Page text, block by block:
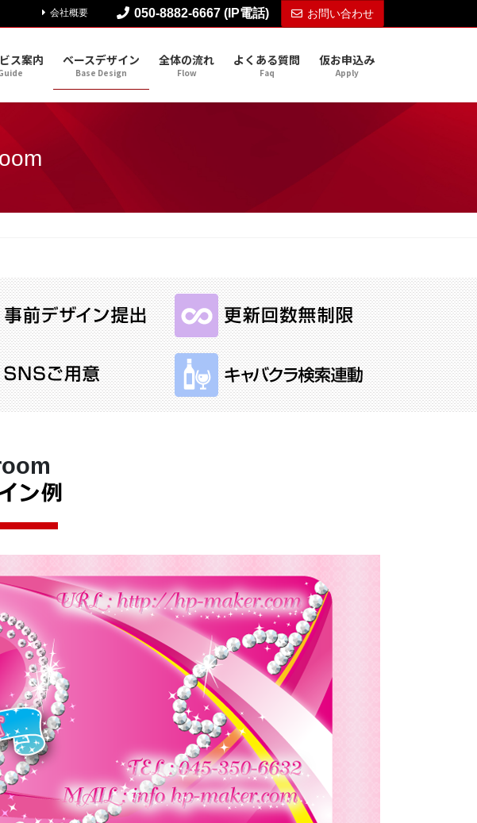
会社概要 050-8882-6667 (IP電話) お問い合わせ
ス案内 ベースデザイン
Base Design
全体の流れ
Flow
よくある質問
Faq
仮お申込み
Apply